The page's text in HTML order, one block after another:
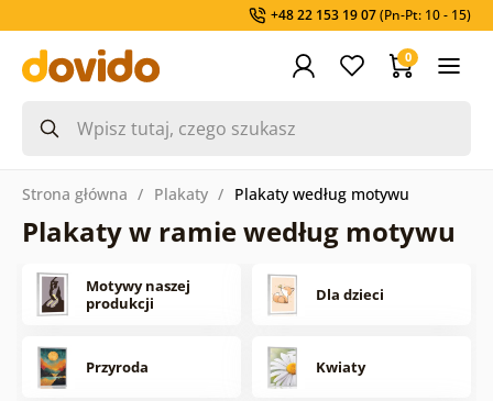
+48 22 153 19 07(Pn-Pt: 10 - 15)
0
Strona główna Plakaty Plakaty według motywu
Plakaty w ramie według motywu
Motywy naszej
produkcji
Dla dzieci
Przyroda Kwiaty